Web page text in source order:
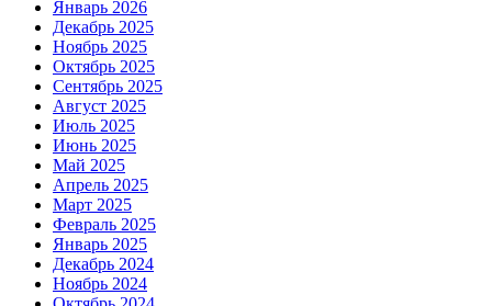
Январь 2026
Декабрь 2025
Ноябрь 2025
Октябрь 2025
Сентябрь 2025
Август 2025
Июль 2025
Июнь 2025
Май 2025
Апрель 2025
Март 2025
Февраль 2025
Январь 2025
Декабрь 2024
Ноябрь 2024